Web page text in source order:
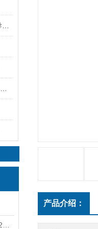
产品介绍：